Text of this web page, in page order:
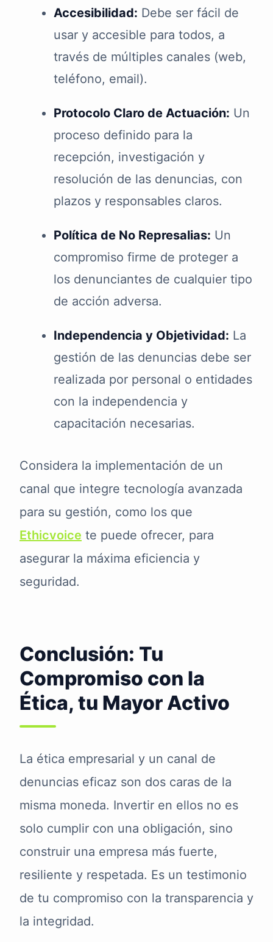
Accesibilidad: Debe ser fácil de
usar y accesible para todos, a
través de múltiples canales (web,
teléfono, email).
Protocolo Claro de Actuación: Un
proceso definido para la
recepción, investigación y
resolución de las denuncias, con
plazos y responsables claros.
Política de No Represalias: Un
compromiso firme de proteger a
los denunciantes de cualquier tipo
de acción adversa.
Independencia y Objetividad: La
gestión de las denuncias debe ser
realizada por personal o entidades
con la independencia y
capacitación necesarias.
Considera la implementación de un
canal que integre tecnología avanzada
para su gestión, como los que
Ethicvoice te puede ofrecer, para
asegurar la máxima eficiencia y
seguridad.
Conclusión: Tu
Compromiso con la
Ética, tu Mayor Activo
La ética empresarial y un canal de
denuncias eficaz son dos caras de la
misma moneda. Invertir en ellos no es
solo cumplir con una obligación, sino
construir una empresa más fuerte,
resiliente y respetada. Es un testimonio
de tu compromiso con la transparencia y
la integridad.